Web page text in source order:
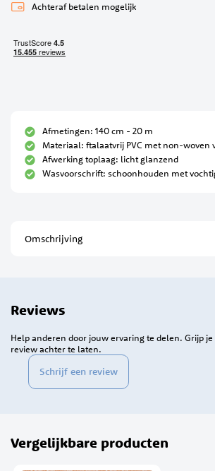
Achteraf betalen mogelijk
Afmetingen: 140 cm - 20 m
Materiaal: ftalaatvrij PVC met non-woven
Afwerking toplaag: licht glanzend
Wasvoorschrift: schoonhouden met
Omschrijving
Reviews
Schrijf een review
Help anderen door jouw ervaring te delen. Grijp
review achter te laten.
Vergelijkbare producten